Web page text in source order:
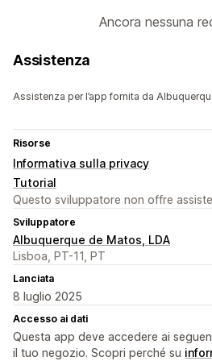
Ancora nessuna
Assistenza
Assistenza per l’app fornita da
Risorse
Informativa sulla privacy
Tutorial
Questo sviluppatore non offre
Sviluppatore
Albuquerque de Matos, LDA
Lisboa, PT-11, PT
Lanciata
8 luglio 2025
Accesso ai dati
Questa app deve accedere ai
il tuo negozio. Scopri perché su